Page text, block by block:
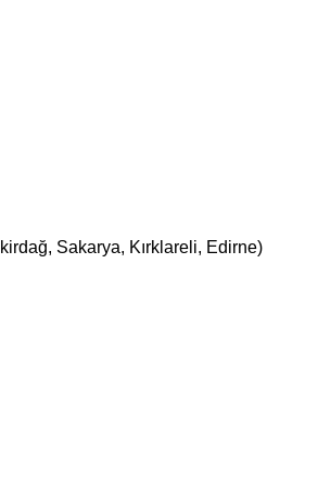
Sakarya, Kırklareli, Edirne)